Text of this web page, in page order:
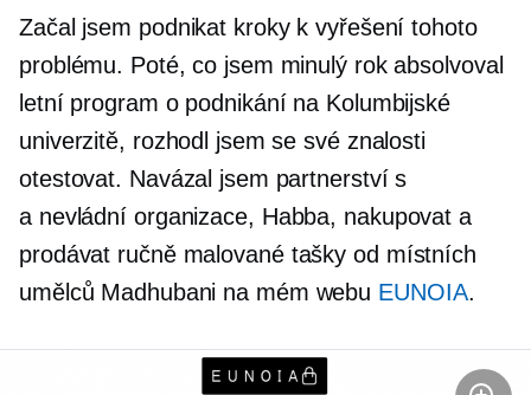
Začal jsem podnikat kroky k vyřešení tohoto
problému. Poté, co jsem minulý rok absolvoval
letní program o podnikání na Kolumbijské
univerzitě, rozhodl jsem se své znalosti
otestovat. Navázal jsem partnerství s
a nevládní organizace, Habba, nakupovat a
prodávat ručně malovanétašky od místních
umělců Madhubani na mém webu EUNOIA.